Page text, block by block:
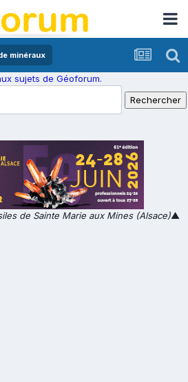
minéraux
sujets de Géoforum.
de Sainte Marie aux Mines (Alsace)▲